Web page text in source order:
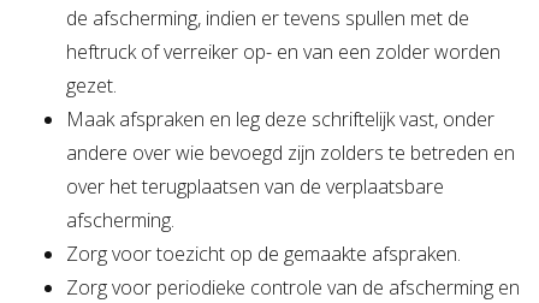
de afscherming, indien er tevens spullen met de
heftruck of verreiker op- en van een zolder worden
gezet.
Maak afspraken en leg deze schriftelijk vast, onder
andere over wie bevoegd zijn zolders te betreden en
over het terugplaatsen van de verplaatsbare
afscherming.
Zorg voor toezicht op de gemaakte afspraken.
Zorg voor periodieke controle van de afscherming en